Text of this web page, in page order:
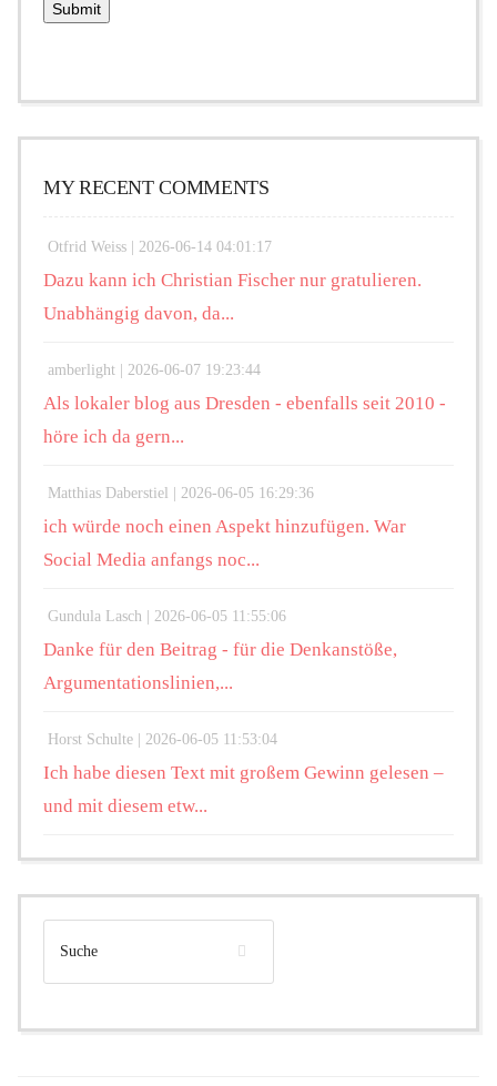
MY RECENT COMMENTS
Otfrid Weiss | 2026-06-14 04:01:17
Dazu kann ich Christian Fischer nur gratulieren.
Unabhängig davon, da...
amberlight | 2026-06-07 19:23:44
Als lokaler blog aus Dresden - ebenfalls seit 2010 -
höre ich da gern...
Matthias Daberstiel | 2026-06-05 16:29:36
ich würde noch einen Aspekt hinzufügen. War
Social Media anfangs noc...
Gundula Lasch | 2026-06-05 11:55:06
Danke für den Beitrag - für die Denkanstöße,
Argumentationslinien,...
Horst Schulte | 2026-06-05 11:53:04
Ich habe diesen Text mit großem Gewinn gelesen –
und mit diesem etw...